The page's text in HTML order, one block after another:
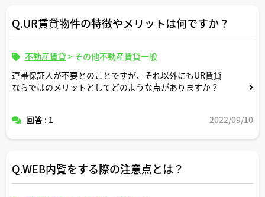
よろしくお願いいたします。
Q.UR賃貸物件の特徴やメリットは何ですか？
不動産賃貸 > その他不動産賃貸一般
連帯保証人が不要とのことですが、それ以外にもUR賃貸
ならではのメリットとしてどのような点がありますか？
回答 : 1 2022/09/10
Q.WEB内覧をする際の注意点とは？